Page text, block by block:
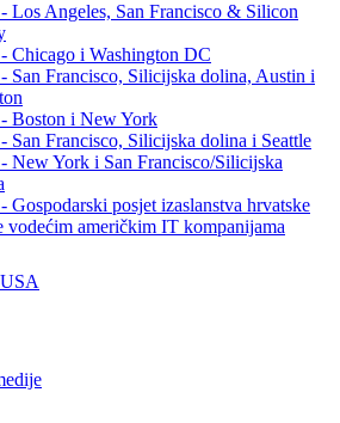
Los Angeles, San Francisco & Silicon
Chicago i Washington DC
San Francisco, Silicijska dolina, Austin i
Boston i New York
San Francisco, Silicijska dolina i Seattle
New York i San Francisco/Silicijska
Gospodarski posjet izaslanstva hrvatske
vodećim američkim IT kompanijama